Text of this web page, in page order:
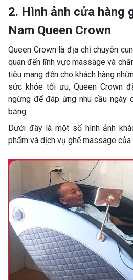
2. Hình ảnh cửa hàng
Nam Queen Crown
Queen Crown là địa chỉ chuyên
quan đến lĩnh vực massage và
tiêu mang đến cho khách hàng
sức khỏe tối ưu, Queen Crown
ngừng để đáp ứng nhu cầu ngày
bằng.
Dưới đây là một số hình ảnh
phẩm và dịch vụ ghế massage của